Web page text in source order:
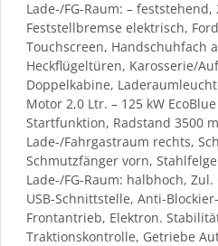
Lade-/FG-Raum: – feststehend,
Feststellbremse elektrisch,
Touchscreen, Handschuhfach
Heckflügeltüren, Karosserie/
Doppelkabine,
Motor 2,0 Ltr. – 125 kW
Startfunktion, Radstand 3500
Lade-/Fahrgastraum rechts,
Schmutzfänger vorn,
Lade-/FG-Raum: halbhoch,
USB-Schnittstelle, Anti-
Frontantrieb, Elektron.
Traktionskontrolle, Getriebe